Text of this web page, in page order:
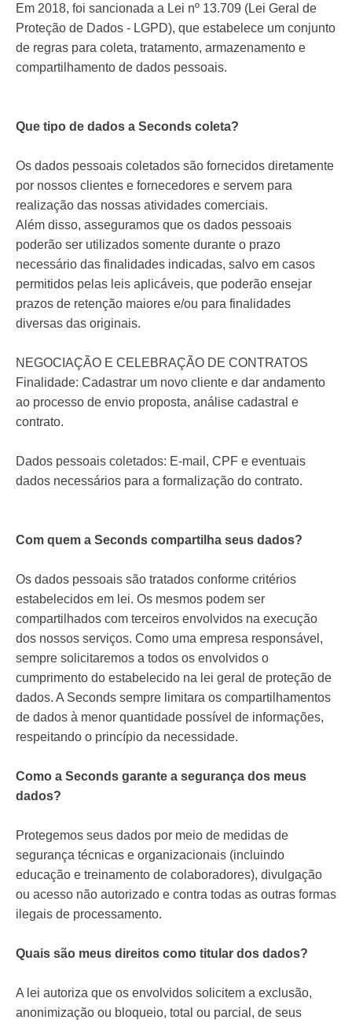
Em 2018, foi sancionada a Lei nº 13.709 (Lei Geral de
Proteção de Dados - LGPD), que estabelece um conjunto
de regras para coleta, tratamento, armazenamento e
compartilhamento de dados pessoais.
Que tipo de dados a Seconds coleta?
Os dados pessoais coletados são fornecidos diretamente
por nossos clientes e fornecedores e servem para
realização das nossas atividades comerciais.
Além disso, asseguramos que os dados pessoais
poderão ser utilizados somente durante o prazo
necessário das finalidades indicadas, salvo em casos
permitidos pelas leis aplicáveis, que poderão ensejar
prazos de retenção maiores e/ou para finalidades
diversas das originais.
NEGOCIAÇÃO E CELEBRAÇÃO DE CONTRATOS
Finalidade: Cadastrar um novo cliente e dar andamento
ao processo de envio proposta, análise cadastral e
contrato.
Dados pessoais coletados: E-mail, CPF e eventuais
dados necessários para a formalização do contrato.
Com quem a Seconds compartilha seus dados?
Os dados pessoais são tratados conforme critérios
estabelecidos em lei. Os mesmos podem ser
compartilhados com terceiros envolvidos na execução
dos nossos serviços. Como uma empresa responsável,
sempre solicitaremos a todos os envolvidos o
cumprimento do estabelecido na lei geral de proteção de
dados. A Seconds sempre limitara os compartilhamentos
de dados à menor quantidade possível de informações,
respeitando o princípio da necessidade.
Como a Seconds garante a segurança dos meus
dados?
Protegemos seus dados por meio de medidas de
segurança técnicas e organizacionais (incluindo
educação e treinamento de colaboradores), divulgação
ou acesso não autorizado e contra todas as outras formas
ilegais de processamento.
Quais são meus direitos como titular dos dados?
A lei autoriza que os envolvidos solicitem a exclusão,
anonimização ou bloqueio, total ou parcial, de seus